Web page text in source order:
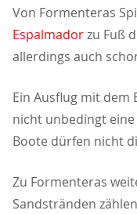
Von Formenteras
Espalmadorzu Fuß
allerdings auch
Ein Ausflug mit dem
nicht unbedingt
Boote dürfen nicht
Zu Formenteras
Sandstränden